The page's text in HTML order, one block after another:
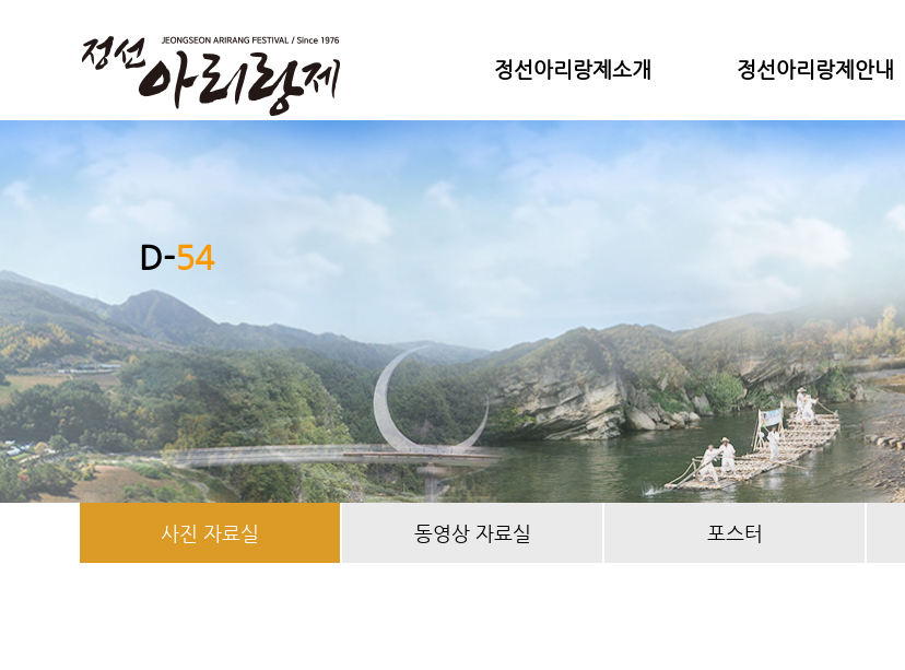
정선아리랑제소개 정선아리랑제안내
D-54
사진 자료실 동영상 자료실 포스터